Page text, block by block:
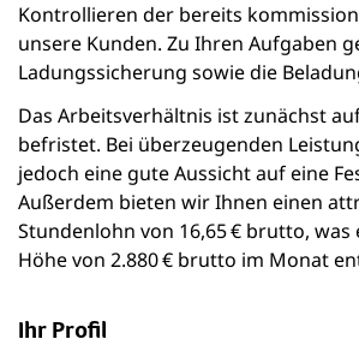
Kontrollieren der bereits
unsere Kunden. Zu Ihren Aufgaben
Ladungssicherung sowie die
Das Arbeitsverhältnis ist zunächst
befristet. Bei überzeugenden
jedoch eine gute Aussicht auf eine
Außerdem bieten wir Ihnen einen
Stundenlohn von 16,65 € brutto, was
Höhe von 2.880 € brutto im Monat
Ihr Profil